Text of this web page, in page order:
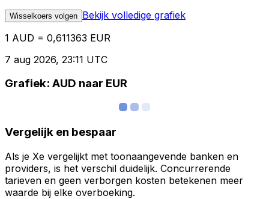
Wisselkoers volgen Bekijk volledige grafiek
1 AUD = 0,611363 EUR
7 aug 2026, 23:11 UTC
Grafiek: AUD naar EUR
Vergelijk en bespaar
Als je Xe vergelijkt met toonaangevende banken en
providers, is het verschil duidelijk. Concurrerende
tarieven en geen verborgen kosten betekenen meer
waarde bij elke overboeking.